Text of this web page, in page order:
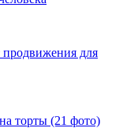
для
торты (21 фото)